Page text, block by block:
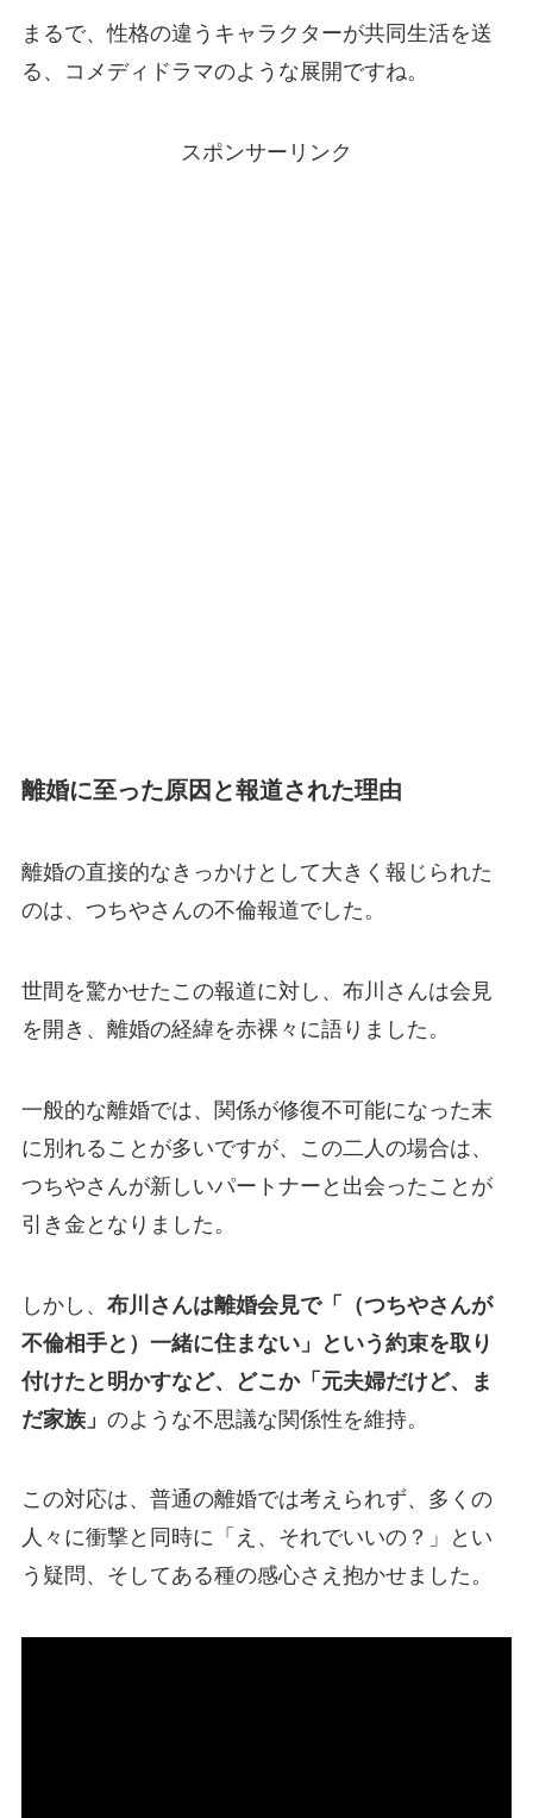
まるで、性格の違うキャラクターが共同生活を送
る、コメディドラマのような展開ですね。
スポンサーリンク
離婚に至った原因と報道された理由
離婚の直接的なきっかけとして大きく報じられた
のは、つちやさんの不倫報道でした。
世間を驚かせたこの報道に対し、布川さんは会見
を開き、離婚の経緯を赤裸々に語りました。
一般的な離婚では、関係が修復不可能になった末
に別れることが多いですが、この二人の場合は、
つちやさんが新しいパートナーと出会ったことが
引き金となりました。
しかし、 布川さんは離婚会見で「（つちやさんが
不倫相手と）一緒に住まない」という約束を取り
付けたと明かすなど、どこか「元夫婦だけど、ま
だ家族」 のような不思議な関係性を維持。
この対応は、普通の離婚では考えられず、多くの
人々に衝撃と同時に「え、それでいいの？」とい
う疑問、そしてある種の感心さえ抱かせました。